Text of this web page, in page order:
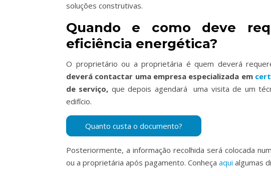
soluções construtivas.
Quando e como deve
eficiência energética?
O proprietário ou a proprietária é quem deverá
deverá contactar uma empresa especializada em
de serviço, que depois agendará uma visita de um
edifício.
Posteriormente, a informação recolhida será colocada
ou a proprietária após pagamento. Conheça aqui algumas